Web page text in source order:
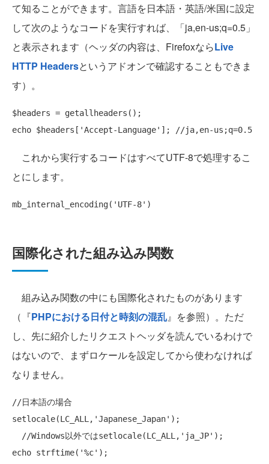
て知ることができます。言語を日本語・英語/米国に設定
して次のようなコードを実行すれば、「ja,en-us;q=0.5」
と表示されます（ヘッダの内容は、FirefoxならLive
HTTP Headersというアドオンで確認することもできま
す）。
echo $headers[ 'Accept-Language' ]; //ja,en-us;q=0.5
これから実行するコードはすべてUTF-8で処理するこ
とにします。
mb_internal_encoding( 'UTF-8'
国際化された組み込み関数
組み込み関数の中にも国際化されたものがあります
（『PHPにおける日付と時刻の混乱』を参照）。ただ
し、先に紹介したリクエストヘッダを読んでいるわけで
はないので、まずロケールを設定してから使わなければ
なりません。
//日本語の場合
setlocale(LC_ALL, 'Japanese_Japan' );
//Windows以外ではsetlocale(LC_ALL,'ja_JP');
echo strftime( '%c' );